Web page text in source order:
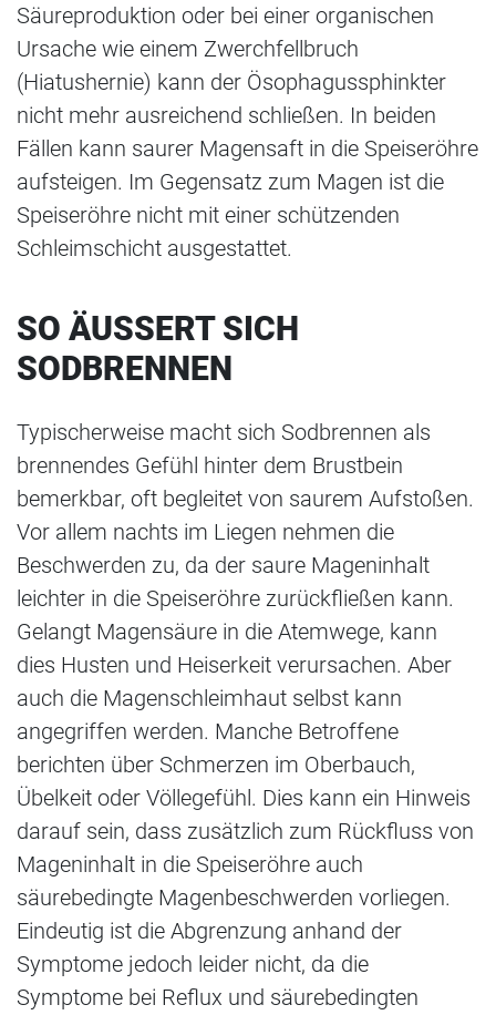
Säureproduktion oder bei einer organischen
Ursache wie einem Zwerchfellbruch
(Hiatushernie) kann der Ösophagussphinkter
nicht mehr ausreichend schließen. In beiden
Fällen kann saurer Magensaft in die Speiseröhre
aufsteigen. Im Gegensatz zum Magen ist die
Speiseröhre nicht mit einer schützenden
Schleimschicht ausgestattet.
SO ÄUSSERT SICH S
ODBRENNEN
Typischerweise macht sich Sodbrennen als
brennendes Gefühl hinter dem Brustbein
bemerkbar, oft begleitet von saurem Aufstoßen.
Vor allem nachts im Liegen nehmen die
Beschwerden zu, da der saure Mageninhalt
leichter in die Speiseröhre zurückfließen kann.
Gelangt Magensäure in die Atemwege, kann
dies Husten und Heiserkeit verursachen. Aber
auch die Magenschleimhaut selbst kann
angegriffen werden. Manche Betroffene
berichten über Schmerzen im Oberbauch,
Übelkeit oder Völlegefühl. Dies kann ein Hinweis
darauf sein, dass zusätzlich zum Rückfluss von
Mageninhalt in die Speiseröhre auch
säurebedingte Magenbeschwerden vorliegen.
Eindeutig ist die Abgrenzung anhand der
Symptome jedoch leider nicht, da die
Symptome bei Reflux und säurebedingten